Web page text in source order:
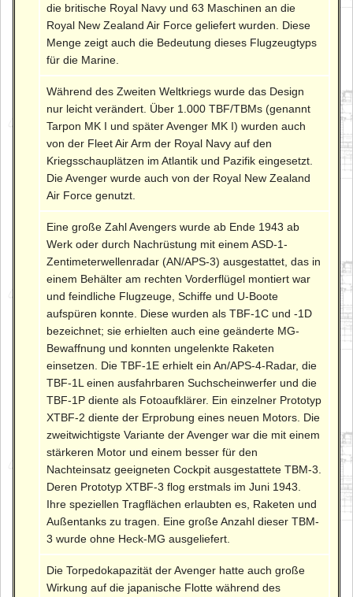
die britische Royal Navy und 63 Maschinen an die
Royal New Zealand Air Force geliefert wurden. Diese
Menge zeigt auch die Bedeutung dieses Flugzeugtyps
für die Marine.
Während des Zweiten Weltkriegs wurde das Design
nur leicht verändert. Über 1.000 TBF/TBMs (genannt
Tarpon MK I und später Avenger MK I) wurden auch
von der Fleet Air Arm der Royal Navy auf den
Kriegsschauplätzen im Atlantik und Pazifik eingesetzt.
Die Avenger wurde auch von der Royal New Zealand
Air Force genutzt.
Eine große Zahl Avengers wurde ab Ende 1943 ab
Werk oder durch Nachrüstung mit einem ASD-1-
Zentimeterwellenradar (AN/APS-3) ausgestattet, das in
einem Behälter am rechten Vorderflügel montiert war
und feindliche Flugzeuge, Schiffe und U-Boote
aufspüren konnte. Diese wurden als TBF-1C und -1D
bezeichnet; sie erhielten auch eine geänderte MG-
Bewaffnung und konnten ungelenkte Raketen
einsetzen. Die TBF-1E erhielt ein An/APS-4-Radar, die
TBF-1L einen ausfahrbaren Suchscheinwerfer und die
TBF-1P diente als Fotoaufklärer. Ein einzelner Prototyp
XTBF-2 diente der Erprobung eines neuen Motors. Die
zweitwichtigste Variante der Avenger war die mit einem
stärkeren Motor und einem besser für den
Nachteinsatz geeigneten Cockpit ausgestattete TBM-3.
Deren Prototyp XTBF-3 flog erstmals im Juni 1943.
Ihre speziellen Tragflächen erlaubten es, Raketen und
Außentanks zu tragen. Eine große Anzahl dieser TBM-
3 wurde ohne Heck-MG ausgeliefert.
Die Torpedokapazität der Avenger hatte auch große
Wirkung auf die japanische Flotte während des